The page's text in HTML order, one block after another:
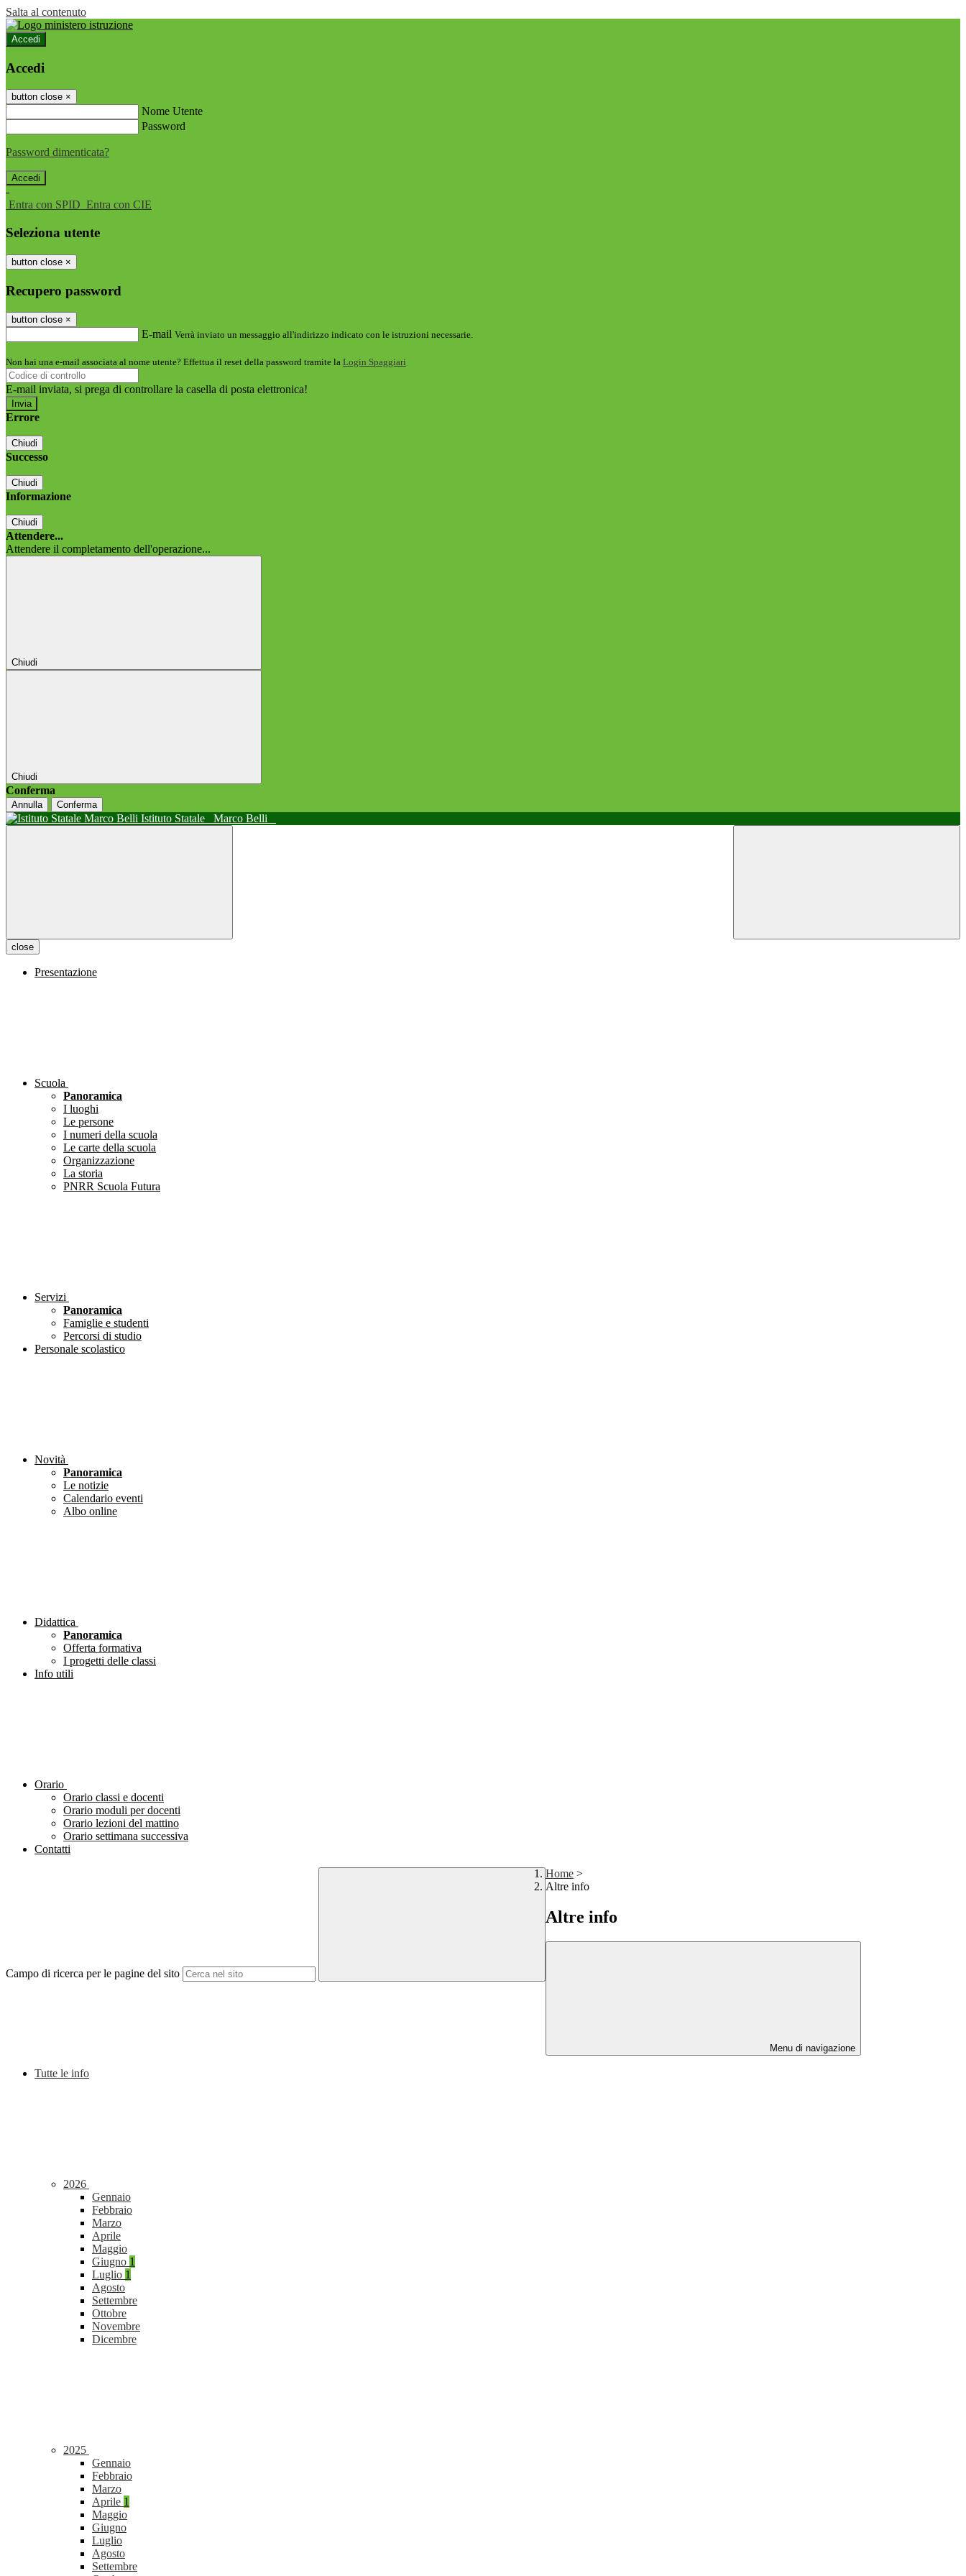
Salta al contenuto
Accedi
Accedi
button close ×
Nome Utente
Password
Password dimenticata?
-
Entra con SPID Entra con CIE
Seleziona utente
button close ×
Recupero password
button close ×
E-mail Verrà inviato un messaggio all'indirizzo indicato con le istruzioni necessarie.
Non hai una e-mail associata al nome utente? Effettua il reset della password tramite la Login Spaggiari
E-mail inviata, si prega di controllare la casella di posta elettronica!
Errore
Chiudi
Successo
Chiudi
Informazione
Chiudi
Attendere...
Attendere il completamento dell'operazione...
Chiudi
Chiudi
Conferma
Annulla Conferma
Istituto Statale Marco Belli
close
Presentazione
Scuola
Panoramica
I luoghi
Le persone
I numeri della scuola
Le carte della scuola
Organizzazione
La storia
PNRR Scuola Futura
Servizi
Panoramica
Famiglie e studenti
Percorsi di studio
Personale scolastico
Novità
Panoramica
Le notizie
Calendario eventi
Albo online
Didattica
Panoramica
Offerta formativa
I progetti delle classi
Info utili
Orario
Orario classi e docenti
Orario moduli per docenti
Orario lezioni del mattino
Orario settimana successiva
Contatti
Campo di ricerca per le pagine del sito
Home >
Altre info
Altre info
Menu di navigazione
Tutte le info
2026
Gennaio
Febbraio
Marzo
Aprile
Maggio
Giugno 1
Luglio 1
Agosto
Settembre
Ottobre
Novembre
Dicembre
2025
Gennaio
Febbraio
Marzo
Aprile 1
Maggio
Giugno
Luglio
Agosto
Settembre